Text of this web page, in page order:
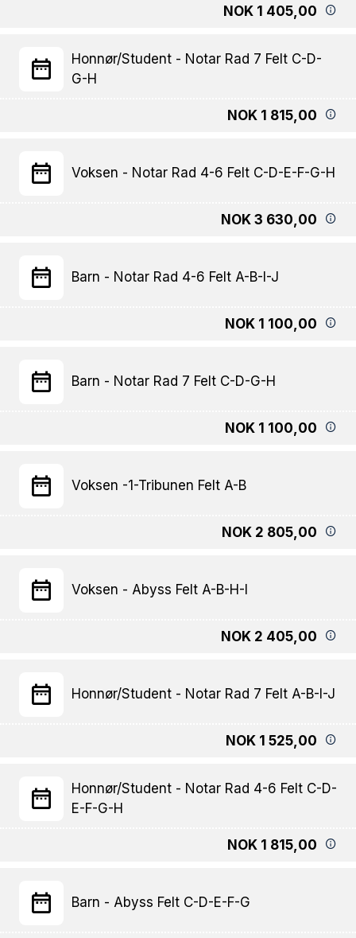
NOK 1 405,00
Honnør/Student - Notar Rad 7 Felt C-D-
G-H
NOK 1 815,00
Voksen - Notar Rad 4-6 Felt C-D-E-F-G-H
NOK 3 630,00
Barn - Notar Rad 4-6 Felt A-B-I-J
NOK 1 100,00
Barn - Notar Rad 7 Felt C-D-G-H
NOK 1 100,00
Voksen -1-Tribunen Felt A-B
NOK 2 805,00
Voksen - Abyss Felt A-B-H-I
NOK 2 405,00
Honnør/Student - Notar Rad 7 Felt A-B-I-J
NOK 1 525,00
Honnør/Student - Notar Rad 4-6 Felt C-D-
E-F-G-H
NOK 1 815,00
Barn - Abyss Felt C-D-E-F-G